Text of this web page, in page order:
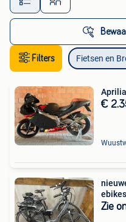
Filters Fietsen en
€
Zie